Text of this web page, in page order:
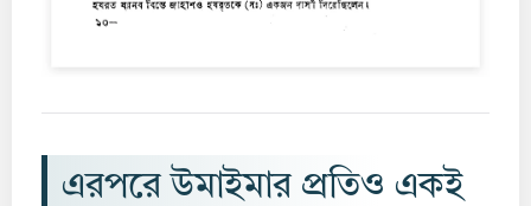
এরপরে উমাইমার প্রতিও একই